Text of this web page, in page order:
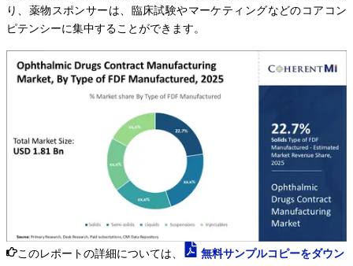
り、薬物スポンサーは、臨床試験やマーケティングなどのコアコン
ピテンシーに集中することができます。
このレポートの詳細については、
無料サンプルコピーをダウン